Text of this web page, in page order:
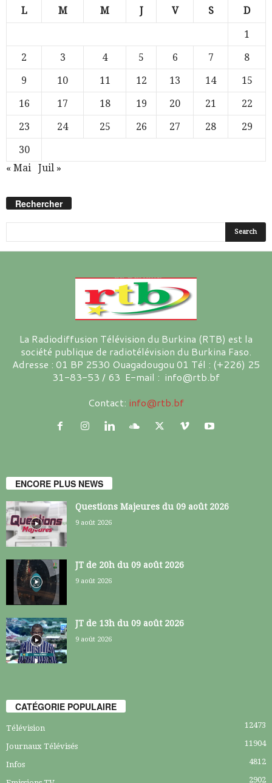
L M M J V S D
1
2
3 4 5 6 7
8
9
10 11 12 13 14
15
16
17 18 19 20 21
22
23
24 25 26 27 28
29
30
« Mai
Juil »
Rechercher
La Radiodiffusion Télévision du Burkina (RTB) est la
société publique de radiotélévision du Burkina Faso.
Adresse : 01 BP 2530 Ouagadougou 01 Tél : (+226) 25
31-83-53 / 63 E-mail : info@rtb.bf
Contact: info@rtb.bf
ENCORE PLUS NEWS
Questions Majeures du 09 août 2026
9 août 2026
JT de 20h du 09 août 2026
9 août 2026
JT de 13h du 09 août 2026
9 août 2026
CATÉGORIE POPULAIRE
Télévision 12473
Journaux Télévisés 11904
Infos 4812
2902